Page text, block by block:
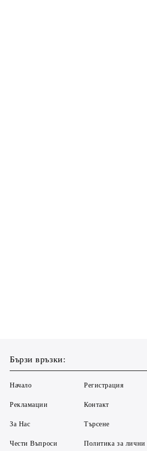
Бързи връзки:
Начало
Рекламации
За Нас
Чести Въпроси
Регистрация
Контакт
Търсене
Политика за лични